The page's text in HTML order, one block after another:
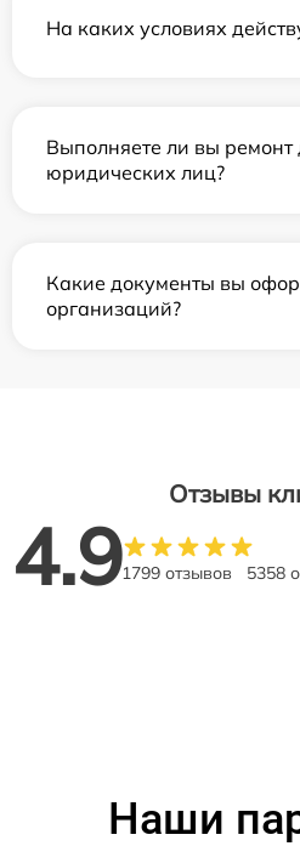
На каких условиях
Выполняете ли вы ремонт
юридических лиц?
Какие документы вы
организаций?
Отзывы
4.91799 отзывов 5358
Наши